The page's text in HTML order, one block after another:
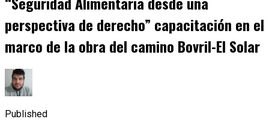
perspectiva de derecho” capacitación en el
marco de la obra del camino Bovril-El Solar
Published